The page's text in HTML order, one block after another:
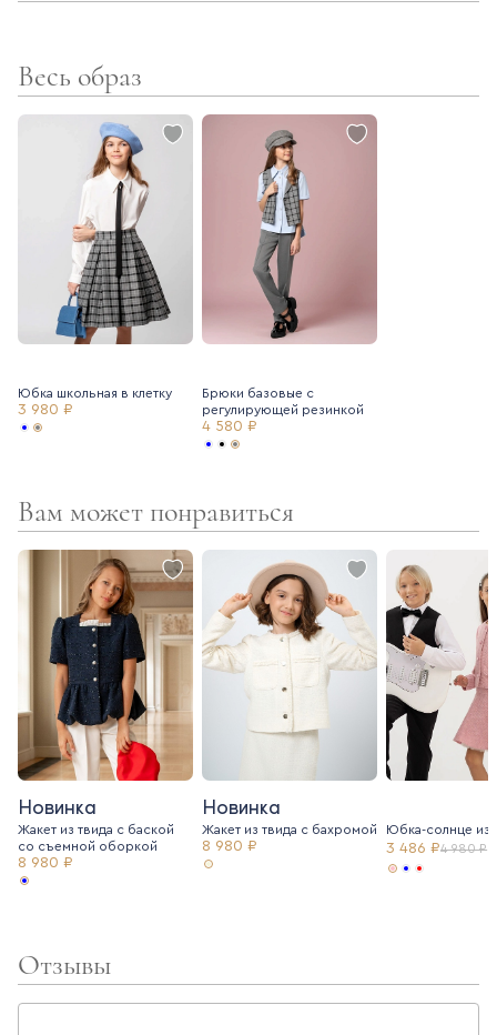
подбирается таким образом, чтобы все предметы
сочетались между собой
Создайте стильный образ вместе с блузкой с бантом
Ole!twice (артикул 7235039) и базовыми школьными брюками
Ole!twice (артикул 7225283).
Весь образ
Юбка школьная в клетку
3 980 ₽
Брюки базовые с
регулирующей резинкой
4 580 ₽
Вам может понравиться
Новинка
Жакет из твида с баской
со съемной оборкой
8 980 ₽
Новинка
Жакет из твида c бахромой
8 980 ₽
Юбка-солнце из
3 486 ₽4 980 ₽
Отзывы